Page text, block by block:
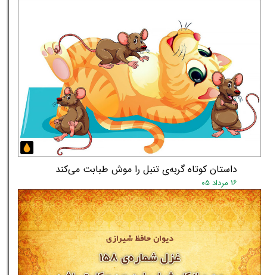
داستان کوتاه گربه‌ی تنبل را موش طبابت می‌کند
۱۶ مرداد ۰۵